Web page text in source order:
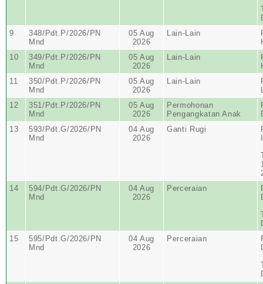
9
348/Pdt.P/2026/PN
Mnd
05 Aug
2026
Lain-Lain
10
349/Pdt.P/2026/PN
Mnd
05 Aug
2026
Lain-Lain
11
350/Pdt.P/2026/PN
Mnd
05 Aug
2026
Lain-Lain
12
351/Pdt.P/2026/PN
Mnd
05 Aug
2026
Permohonan
Pengangkatan Anak
13
593/Pdt.G/2026/PN
Mnd
04 Aug
2026
Ganti Rugi
14
594/Pdt.G/2026/PN
Mnd
04 Aug
2026
Perceraian
15
595/Pdt.G/2026/PN
Mnd
04 Aug
2026
Perceraian